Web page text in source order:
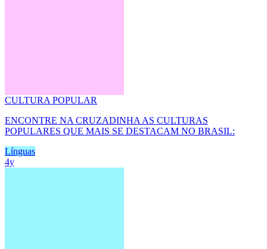
CULTURA POPULAR
ENCONTRE NA CRUZADINHA AS CULTURAS
POPULARES QUE MAIS SE DESTACAM NO BRASIL:
Línguas
4y